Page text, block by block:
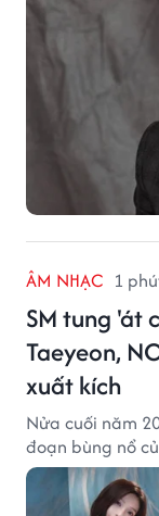
ÂM NHẠC 1
SM tung 'át
Taeyeon,
xuất kích
Nửa cuối năm
đoạn bùng nổ